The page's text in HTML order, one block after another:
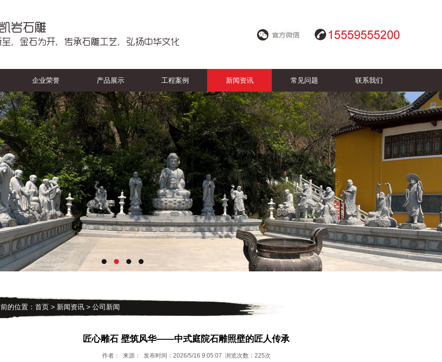
企业荣誉 产品展示 工程案例 新闻资讯 常见问题 联系我们
位置： 首页 > 新闻资讯 > 公司新闻
匠心雕石 壁筑风华——中式庭院石雕照壁的匠人传承
作者： 来源： 发布时间：2026/5/16 9:05:07 浏览次数：225次